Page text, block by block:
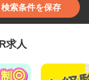
検索条件を保存
求人